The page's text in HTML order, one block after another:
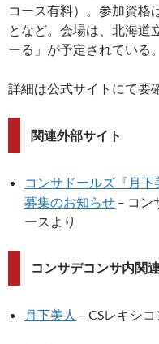
コース有料）。参加資格
となど。会場は、北海道
ーる」が予定されている。
詳細は公式サイトにて要
関連外部サイト
コンサドールズ『月
募集のお知らせ – コン
ースより
コンサデコンサ内関
月下美人 – CSレキシコ